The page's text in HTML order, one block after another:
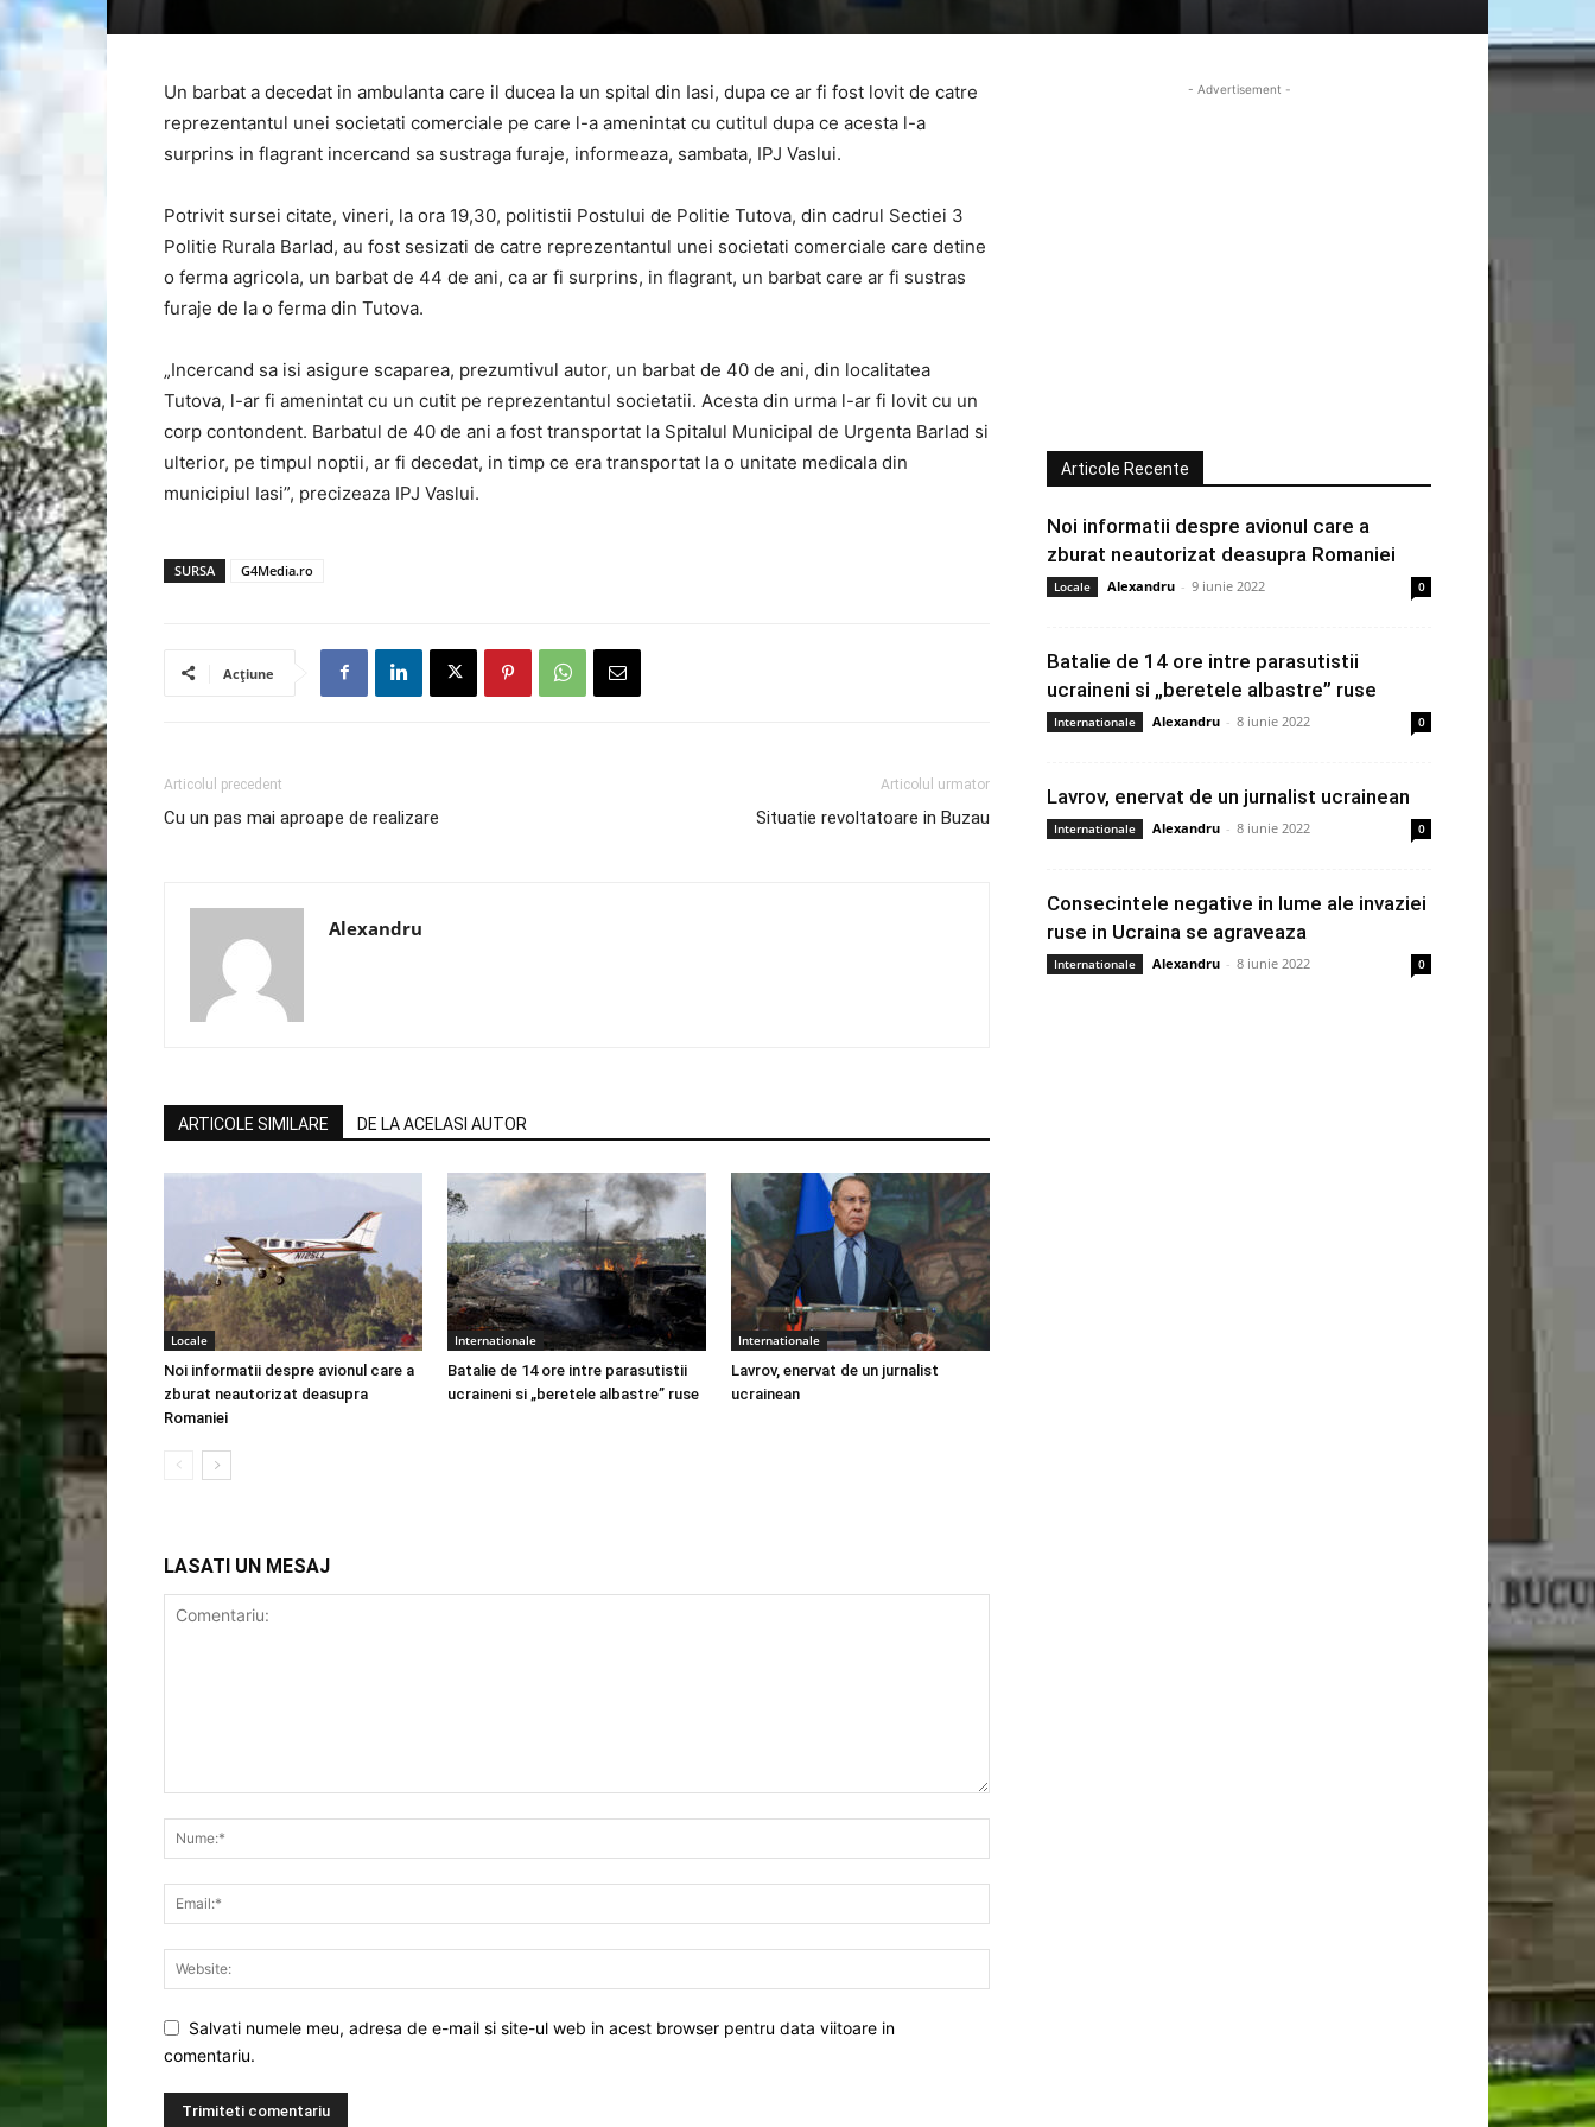
Un barbat a decedat in ambulanta care il ducea la un spital din Iasi, dupa ce ar fi fost lovit de catre
reprezentantul unei societati comerciale pe care l-a amenintat cu cutitul dupa ce acesta l-a
surprins in flagrant incercand sa sustraga furaje, informeaza, sambata, IPJ Vaslui.
Potrivit sursei citate, vineri, la ora 19,30, politistii Postului de Politie Tutova, din cadrul Sectiei 3
Politie Rurala Barlad, au fost sesizati de catre reprezentantul unei societati comerciale care detine
o ferma agricola, un barbat de 44 de ani, ca ar fi surprins, in flagrant, un barbat care ar fi sustras
furaje de la o ferma din Tutova.
„Incercand sa isi asigure scaparea, prezumtivul autor, un barbat de 40 de ani, din localitatea
Tutova, l-ar fi amenintat cu un cutit pe reprezentantul societatii. Acesta din urma l-ar fi lovit cu un
corp contondent. Barbatul de 40 de ani a fost transportat la Spitalul Municipal de Urgenta Barlad si
ulterior, pe timpul noptii, ar fi decedat, in timp ce era transportat la o unitate medicala din
municipiul Iasi”, precizeaza IPJ Vaslui.
SURSA G4Media.ro
Acțiune
Articolul precedent
Cu un pas mai aproape de realizare
Articolul urmator
Situatie revoltatoare in Buzau
Alexandru
ARTICOLE SIMILARE DE LA ACELASI AUTOR
Locale
Noi informatii despre avionul care a
zburat neautorizat deasupra
Romaniei
Internationale
Batalie de 14 ore intre parasutistii
ucraineni si „beretele albastre” ruse
Internationale
Lavrov, enervat de un jurnalist
ucrainean
LASATI UN MESAJ
Salvati numele meu, adresa de e-mail si site-ul web in acest browser pentru data viitoare in
comentariu.
- Advertisement -
Articole Recente
Noi informatii despre avionul care a
zburat neautorizat deasupra Romaniei
Locale Alexandru - 9 iunie 2022 0
Batalie de 14 ore intre parasutistii
ucraineni si „beretele albastre” ruse
Internationale Alexandru - 8 iunie 2022 0
Lavrov, enervat de un jurnalist ucrainean
Internationale Alexandru - 8 iunie 2022 0
Consecintele negative in lume ale invaziei
ruse in Ucraina se agraveaza
Internationale Alexandru - 8 iunie 2022 0